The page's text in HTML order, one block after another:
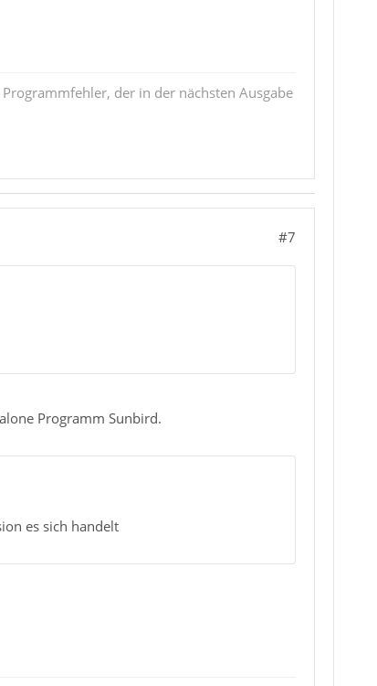
der in der nächsten Ausgabe
#7
Programm Sunbird.
es sich handelt